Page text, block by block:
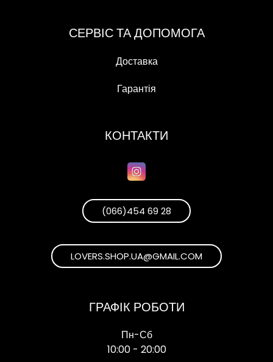
СЕРВІС ТА ДОПОМОГА
Доставка
Гарантія
КОНТАКТИ
(066)454 69 28
LOVERS.SHOP.UA@GMAIL.COM
ГРАФІК РОБОТИ
Пн-Сб
10:00 - 20:00